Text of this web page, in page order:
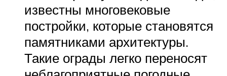
известны многовековые
постройки, которые становятся
памятниками архитектуры.
Такие ограды легко переносят